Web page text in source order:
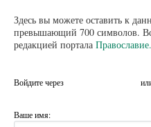
Здесь вы можете оставить к
превышающий 700 символов.
редакцией портала
Войдите через
Ваше имя: